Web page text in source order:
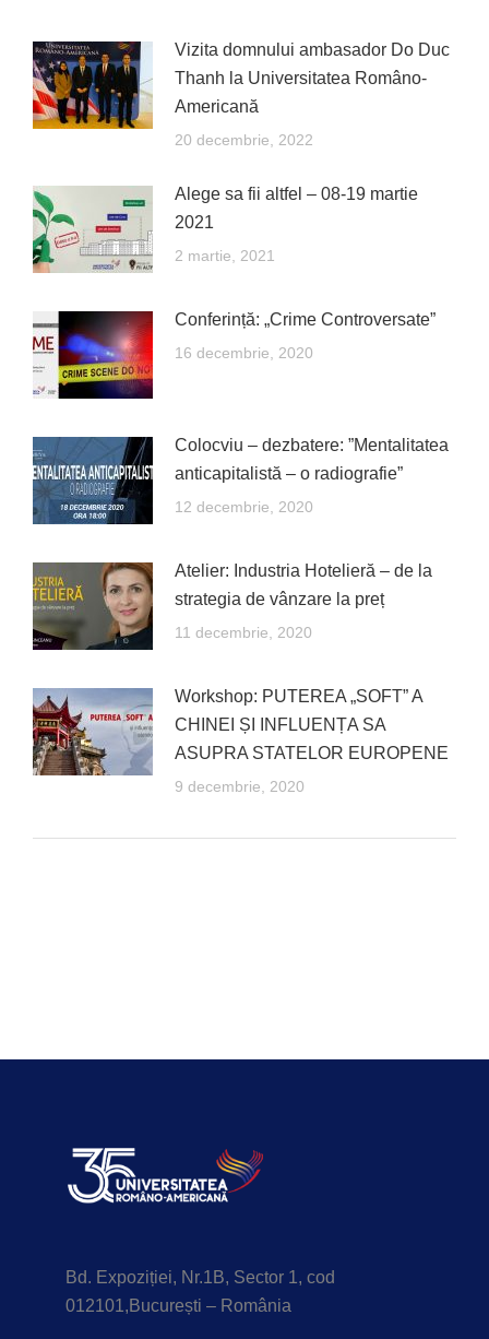
Vizita domnului ambasador Do Duc
Thanh la Universitatea Româno-
Americană
20 decembrie, 2022
Alege sa fii altfel – 08-19 martie
2021
2 martie, 2021
Conferință: „Crime Controversate”
16 decembrie, 2020
Colocviu – dezbatere: ”Mentalitatea
anticapitalistă – o radiografie”
12 decembrie, 2020
Atelier: Industria Hotelieră – de la
strategia de vânzare la preț
11 decembrie, 2020
Workshop: PUTEREA „SOFT” A
CHINEI ȘI INFLUENȚA SA
ASUPRA STATELOR EUROPENE
9 decembrie, 2020
Bd. Expoziției, Nr.1B, Sector 1, cod
012101,București – România